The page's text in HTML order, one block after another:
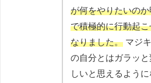
が何をやりたいの
で積極的に行動起
なりました。 マジ
の自分とはガラッ
しいと思えるよう